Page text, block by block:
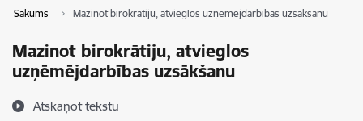
Sākums Mazinot birokrātiju, atvieglos uzņēmējdarbības uzsākšanu
Mazinot birokrātiju, atvieglos
uzņēmējdarbības uzsākšanu
Atskaņot tekstu